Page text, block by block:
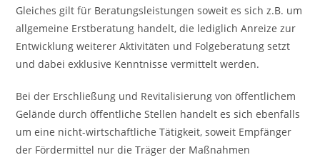
Gleiches gilt für Beratungsleistungen soweit es sich z.B. um
allgemeine Erstberatung handelt, die lediglich Anreize zur
Entwicklung weiterer Aktivitäten und Folgeberatung setzt
und dabei exklusive Kenntnisse vermittelt werden.
Bei der Erschließung und Revitalisierung von öffentlichem
Gelände durch öffentliche Stellen handelt es sich ebenfalls
um eine nicht-wirtschaftliche Tätigkeit, soweit Empfänger
der Fördermittel nur die Träger der Maßnahmen